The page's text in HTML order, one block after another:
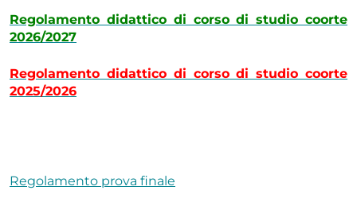
Regolamento didattico di corso di studio coorte
2026/2027
Regolamento didattico di corso di studio coorte
2025/2026
Regolamento prova finale